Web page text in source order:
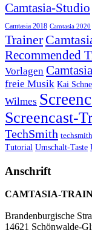
Camtasia-Studio
Camtasia 2018 Camtasia 2020
Trainer
Recommended
Vorlagen
freie Musik Kai
Wilmes
Screencast-
TechSmith
Tutorial Umschalt-Taste
Anschrift
CAMTASIA-
Brandenburgische
14621 Schönwalde-